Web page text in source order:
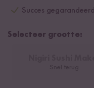
Succes gegarandeerd
Selecteer grootte: